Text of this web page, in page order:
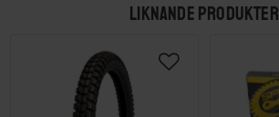
LIKNANDE PRODUKTER